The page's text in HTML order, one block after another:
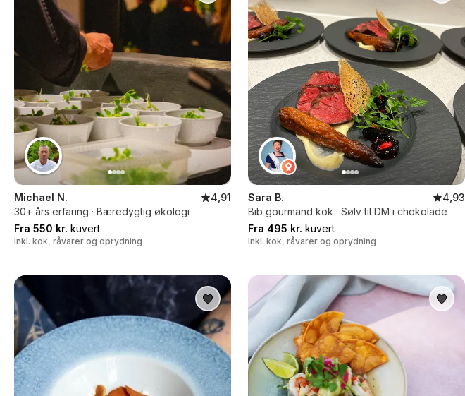
Michael N.
4,91
30+ års erfaring · Bæredygtig økologi
Fra 550 kr. kuvert
Inkl. kok, råvarer og oprydning
Sara B.
4,93
Bib gourmand kok · Sølv til DM i chokolade
Fra 495 kr. kuvert
Inkl. kok, råvarer og oprydning